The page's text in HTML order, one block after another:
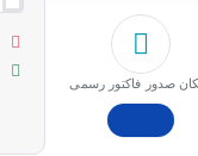
صدور فاکتور رسمی